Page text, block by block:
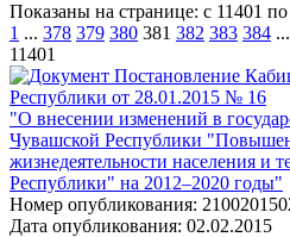
Показаны на странице: с 11401
1 ... 378 379 380 381 382 383 384 ...
11401
Постановление
Республики от 28.01.2015 № 16
"О внесении изменений в
Чувашской Республики
жизнедеятельности населения и
Республики" на 2012–2020 годы"
Номер опубликования:
Дата опубликования: 02.02.2015